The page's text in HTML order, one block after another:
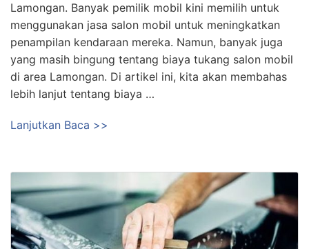
Lamongan. Banyak pemilik mobil kini memilih untuk
menggunakan jasa salon mobil untuk meningkatkan
penampilan kendaraan mereka. Namun, banyak juga
yang masih bingung tentang biaya tukang salon mobil
di area Lamongan. Di artikel ini, kita akan membahas
lebih lanjut tentang biaya …
Lanjutkan Baca >>